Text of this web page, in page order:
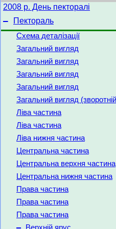
2008 р. День пекторалі
– Пектораль
Схема деталізації
Загальний вигляд
Загальний вигляд
Загальний вигляд
Загальний вигляд
Загальний вигляд
Ліва частина
Ліва частина
Ліва нижня частина
Центральна частина
Центральна верхня частина
Центральна нижня частина
Права частина
Права частина
Права частина
–